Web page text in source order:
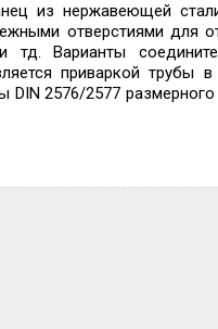
из нержавеющей
отверстиями для
Варианты
приваркой трубы
2576/2577 размерного